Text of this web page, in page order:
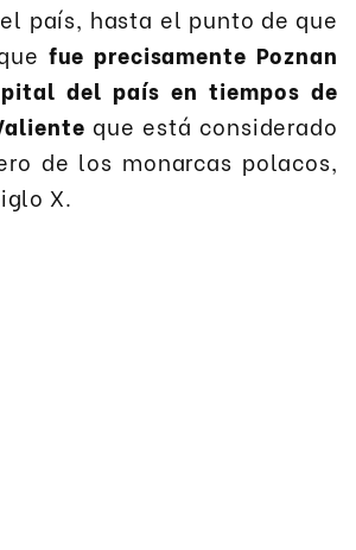
país, hasta el punto de que
fue precisamente Poznan
del país en tiempos de
que está considerado
de los monarcas polacos,
X.